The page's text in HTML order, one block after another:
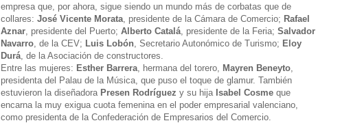
empresa que, por ahora, sigue siendo un mundo más de corbatas que de
collares: José Vicente Morata , presidente de la Cámara de Comercio; Rafael
Aznar , presidente del Puerto; Alberto Catalá , presidente de la Feria; Salvador
Navarro , de la CEV; Luis Lobón , Secretario Autonómico de Turismo; Eloy
Durá , de la Asociación de constructores.
Entre las mujeres: Esther Barrera , hermana del torero, Mayren Beneyto
presidenta del Palau de la Música, que puso el toque de glamur. También
estuvieron la diseñadora Presen Rodríguez y su hija Isabel Cosme que
encarna la muy exigua cuota femenina en el poder empresarial valenciano,
como presidenta de la Confederación de Empresarios del Comercio.